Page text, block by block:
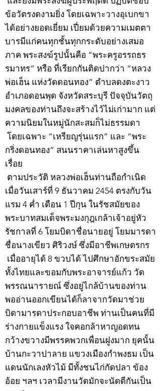
ข้อวัตรงดงามยิ่ง โดยเฉพาะวางอุเบกขา
ได้อย่างยอดเยี่ยม เปี่ยมด้วยความเมตตา
บารมีแก่คนทุกชั้นทุกกระดับอย่างเสมอ
ภาค พระสงฆ์รูปนั้นคือ “พระครูอรรถธร
รมาทร” หรือ ที่เรียกกันติดปากว่า “หลวง
พ่อเฮ็น แห่งวัดดอนทอง” ตำบลดงตะงาว
อำเภอดอนพุด จังหวัดสระบุรี ปัจจุบันวัตถุ
มงคลของท่านถึงจะสร้างไว้ไม่เก่ามาก แต่
ความนิยมในหมู่นักสะสมก็ไม่ธรรมดา
โดยเฉพาะ “เหรียญรุ่นแรก” และ “พระ
กริ่งดอนทอง” สนนราคาเล่นหาสูงขึ้น
เรื่อย
ตามประวัติ หลวงพ่อเฮ็นท่านถือกำเนิด
เมื่อวันเสาร์ที่ 9 ธันวาคม 2454 ตรงกับวัน
แรม 4 ค่ำ เดือน 1 ปีกุน ในรัชสมัยของ
พระบาทสมเด็จพระมงกุฎเกล้าเจ้าอยู่หัว
รัชกาลที่ 6 โยมบิดาชื่อนายอยู่ โยมมารดา
ชื่อนางเขียว ศิริวงษ์ ซึ่งมีอาชีพเกษตรกร
เมื่ออายุได้ 8 ขวบได้ ไปศึกษาอักขระสมัย
ทั้งไทยและขอมกับพระอาจารย์แก้ว วัด
พรรณนารายณ์ ซึ่งอยู่ไกล้บ้านของท่าน
พออ่านออกเขียนได้ก็ลาจากวัดมาช่วย
บิดามารดาประกอบอาชีพ ท่านเป็นคนที่มี
ร่างกายแข็งแรง ใจคอกล้าหาญอดทน
กว้างขวางมีพรรคพวกเพื่อนฝูงมาก ยุคนั้น
บ้านกะวาปาลาย แขวงเมืองกำพงธม เป็น
แดนนักเลงหัวไม้ มีทั้งชนไก่กัดปลา ข้อง
อ้อย ฯลฯ เวลามีงานวัดมักจะนัดตีกันเป็น